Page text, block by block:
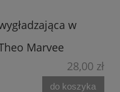
w
Marvee
28,00 zł
do koszyka